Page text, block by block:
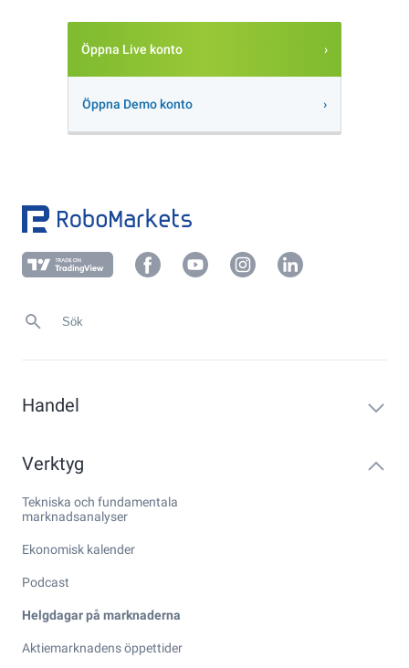
Öppna Live konto
Öppna Demo konto
Handel
Verktyg
Tekniska och fundamentala
marknadsanalyser
Ekonomisk kalender
Podcast
Helgdagar på marknaderna
Aktiemarknadens öppettider